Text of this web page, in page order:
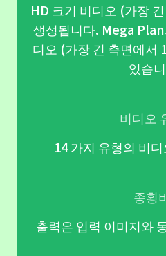
HD 크기 비디오 (가장
생성됩니다. Mega
디오 (가장 긴 측면에서
있습
비디오
14 가지 유형의 비
종횡
출력은 입력 이미지와